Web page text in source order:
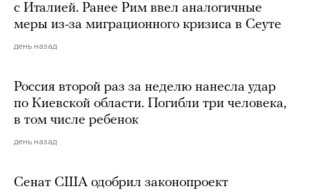
с Италией. Ранее Рим ввел аналогичные
меры из-за миграционного кризиса в Сеуте
день назад
Россия второй раз за неделю нанесла удар
по Киевской области. Погибли три человека,
в том числе ребенок
день назад
Сенат США одобрил законопроект